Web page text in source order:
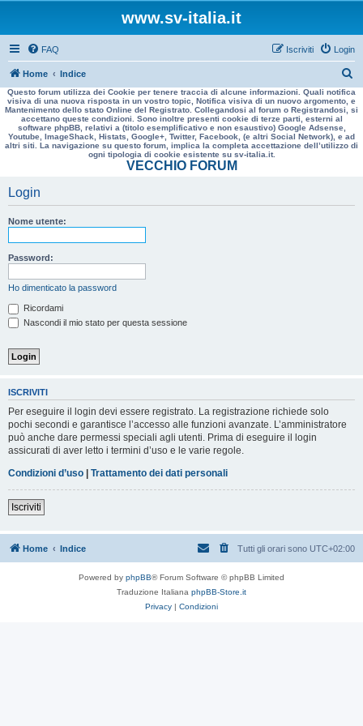
www.sv-italia.it
FAQ Login
Iscriviti
Home Indice
e
r
a
Questo forum utilizza dei Cookie per tenere traccia di alcune informazioni. Quali notifica
visiva di una nuova risposta in un vostro topic, Notifica visiva di un nuovo argomento, e
Mantenimento dello stato Online del Registrato. Collegandosi al forum o Registrandosi, si
accettano queste condizioni. Sono inoltre presenti cookie di terze parti, esterni al
software phpBB, relativi a (titolo esemplificativo e non esaustivo) Google Adsense,
Youtube, ImageShack, Histats, Google+, Twitter, Facebook, (e altri Social Network), e ad
altri siti. La navigazione su questo forum, implica la completa accettazione dell’utilizzo di
ogni tipologia di cookie esistente su sv-italia.it.
VECCHIO FORUM
Login
Nome utente:
Password:
Ho dimenticato la password
Ricordami
Nascondi il mio stato per questa sessione
ISCRIVITI
Per eseguire il login devi essere registrato. La registrazione richiede solo
pochi secondi e garantisce l’accesso alle funzioni avanzate. L’amministratore
può anche dare permessi speciali agli utenti. Prima di eseguire il login
assicurati di aver letto i termini d’uso e le varie regole.
Condizioni d’uso | Trattamento dei dati personali
Iscriviti
Home Indice Tutti gli orari sono UTC+02:00
Powered by phpBB® Forum Software © phpBB Limited
Traduzione Italiana phpBB-Store.it
Privacy | Condizioni